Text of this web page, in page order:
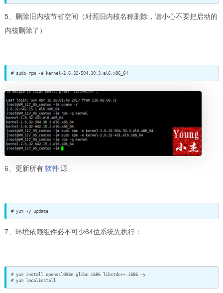
5、删除旧内核节省空间（对照旧内核名称删除，请小心不要把启动的
内核删除了）
# sudo rpm -e kernel-2.6.32-504.30.3.el6.x86_64
6、更新所有软件源
# yum -y update
7、环境依赖组件必不可少64位系统先执行：
# yum install openssl098e glibc.i686 libstdc++.i686 -y
# yum localinstall